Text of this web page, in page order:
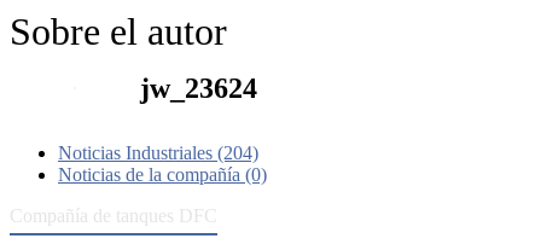
Sobre el autor
jw_23624
Noticias Industriales (204)
Noticias de la compañía (0)
Compañía de tanques DFC